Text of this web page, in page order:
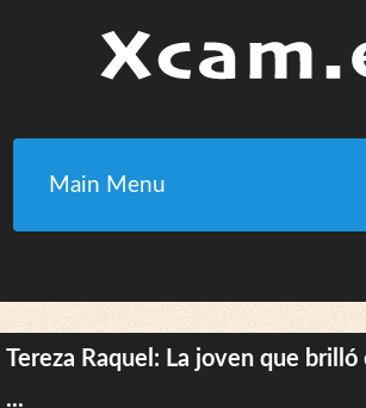
Main Menu
Tereza Raquel: La joven que
...